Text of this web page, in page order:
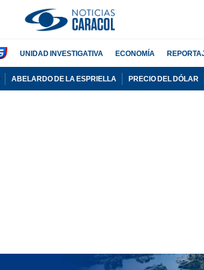
UNIDAD INVESTIGATIVA ECONOMÍA
ABELARDO DE LA ESPRIELLA PRECIO DEL DÓLAR